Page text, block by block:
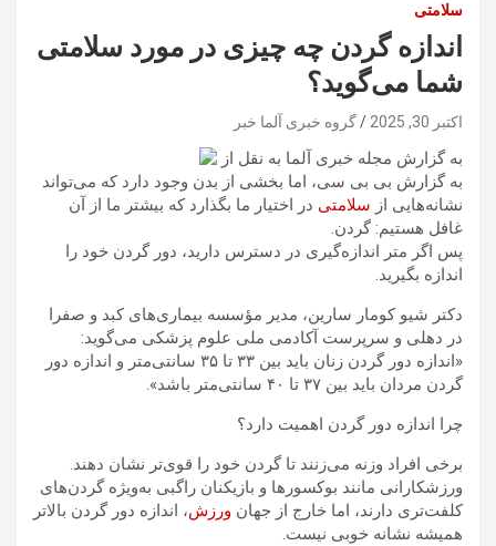
سلامتی
اندازه گردن چه چیزی در مورد سلامتی
شما می‌گوید؟
اکتبر 30, 2025 گروه خبری آلما خبر
به گزارش مجله خبری آلما به نقل از
به گزارش بی بی سی، اما بخشی از بدن وجود دارد که می‌تواند
نشانه‌هایی از سلامتی در اختیار ما بگذارد که بیشتر ما از آن
غافل هستیم: گردن.
پس اگر متر اندازه‌گیری در دسترس دارید، دور گردن خود را
اندازه بگیرید.
دکتر شیو کومار سارین، مدیر مؤسسه بیماری‌های کبد و صفرا
در دهلی و سرپرست آکادمی ملی علوم پزشکی می‌گوید:
«اندازه دور گردن زنان باید بین ۳۳ تا ۳۵ سانتی‌متر و اندازه دور
گردن مردان باید بین ۳۷ تا ۴۰ سانتی‌متر باشد».
چرا اندازه دور گردن اهمیت دارد؟
برخی افراد وزنه می‌زنند تا گردن خود را قوی‌تر نشان دهند.
ورزشکارانی مانند بوکسورها و بازیکنان راگبی به‌ویژه گردن‌های
کلفت‌تری دارند، اما خارج از جهان ورزش، اندازه دور گردن بالاتر
همیشه نشانه خوبی نیست.